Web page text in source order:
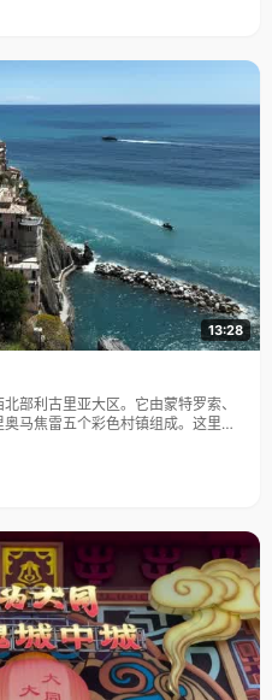
13:28
部利古里亚大区。它由蒙特罗索、
马焦雷五个彩色村镇组成。这里依
界文化遗产。